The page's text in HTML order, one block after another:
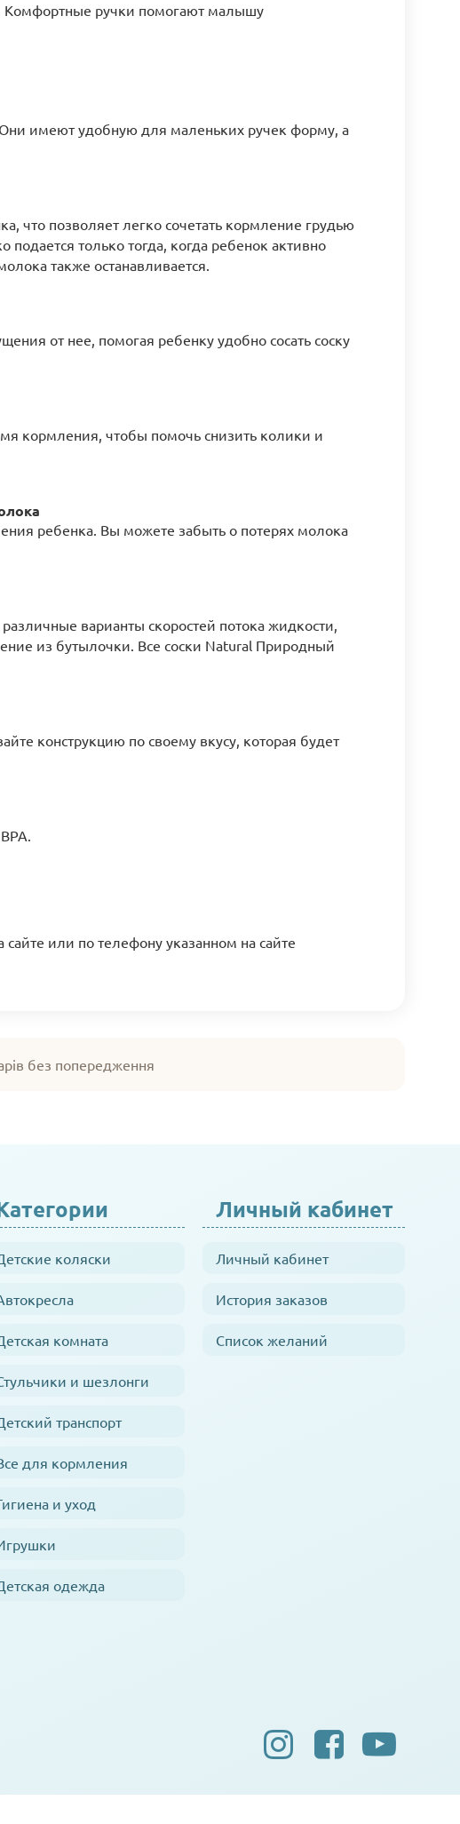
Комфортные ручки помогают малышу
Они имеют удобную для маленьких ручек форму, а
что позволяет легко сочетать кормление грудью
только тогда, когда ребенок активно
также останавливается.
от нее, помогая ребенку удобно сосать соску
кормления, чтобы помочь снизить колики и
ребенка. Вы можете забыть о потерях молока
варианты скоростей потока жидкости,
из бутылочки. Все соски Natural Природный
конструкцию по своему вкусу, которая будет
или по телефону указанном на сайте
без попередження
коляски
комната
и шезлонги
транспорт
для кормления
и уход
одежда
Личный кабинет
Личный кабинет
История заказов
Список желаний